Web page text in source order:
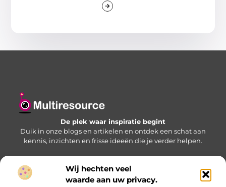
Wij hechten veel
waarde aan uw privacy.
De plek waar inspiratie begint
Duik in onze blogs en artikelen en ontdek een schat aan
kennis, inzichten en frisse ideeën die je verder helpen.
Bericht categorie